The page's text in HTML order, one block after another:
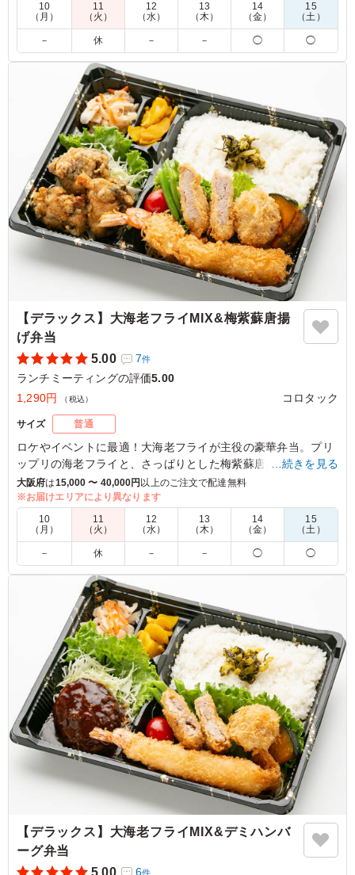
※別途ソースがつきます。
5.0
揚げ物専門店の名は伊達じゃない。 見た目のヘビィさに
中高年や女性は躊躇しがちですが、案外、ペロっとイケ
た。 そんな感想を毎回、聞きます。 冷めているのにジュ
ーシーなミンチカツ、ちゃんと身まで大きめエビフライ、
ご飯もふっくらでオススメです。
ご利用シーン：会議・セミナー›ランチミーティング
京都府乙訓郡大山崎町大山崎2025/11/28
10
（月）
11
（火）
12
（水）
13
（木）
14
（金）
15
（土）
－ 休 － － ◯ ◯
【デラックス】大海老フライMIX&梅紫蘇唐揚
げ弁当
5.00
7件
ランチミーティングの評価5.00
1,290円
（税込） コロタック
サイズ 普通
ロケやイベントに最適！大海老フライが主役の豪華弁当。プリ
ップリの海老フライと、さっぱりとした梅紫蘇唐揚げが見事に
マッチ。ヒレカツやミニコロッケも美味しさを盛り上げます。
※別途ソースがつきます。
5.0
一風､変わった梅紫蘇唐揚げですが、しっかりした味付け
に対して良いアクセントになっており、 私的にはシソが
苦手なはずなのに、こちらの紫蘇唐揚げはおいしくてリピ
ートしてしまいます。 食わず嫌いの方にはぜひ食べて欲
しい一品です。
ご利用シーン：会議・セミナー›ランチミーティング
京都府乙訓郡大山崎町大山崎2025/11/28
…続きを見る
大阪府は15,000 〜 40,000円 以上のご注文で配達無料
※お届けエリアにより異なります
10
（月）
11
（火）
12
（水）
13
（木）
14
（金）
15
（土）
－ 休 － － ◯ ◯
【デラックス】大海老フライMIX&デミハンバ
ーグ弁当
5.00
6件